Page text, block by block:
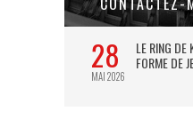
28
MAI 2026
LE RING DE
FORME DE